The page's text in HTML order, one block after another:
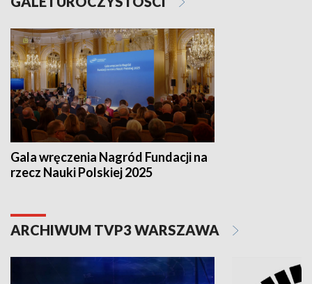
Gala wręczenia Nagród Fundacji na
rzecz Nauki Polskiej 2025
ARCHIWUM TVP3 WARSZAWA